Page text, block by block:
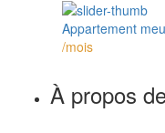
Appartement
/mois
À propos